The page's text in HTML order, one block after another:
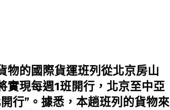
物的國際貨運班列從北京房山
實現每週1班開行，北京至中亞
行”。據悉，本趟班列的貨物來